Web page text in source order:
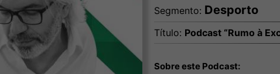
Segmento: Desporto
Título: Podcast “Rumo à
Sobre este Podcast: